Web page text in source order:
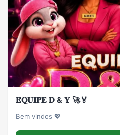
𝐄𝐐𝐔𝐈𝐏𝐄 𝐃 & 𝐘 🚀🏅
Bem vindos 💖